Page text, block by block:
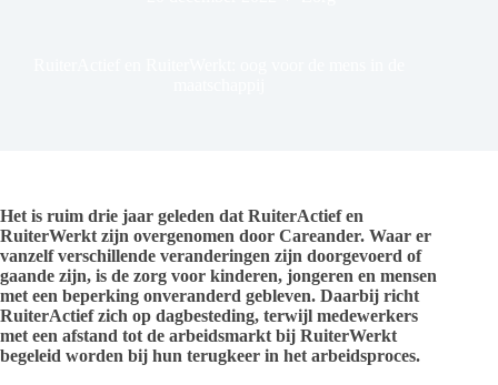
Het is ruim drie jaar geleden dat RuiterActief en
RuiterWerkt zijn overgenomen door Careander. Waar er
vanzelf verschillende veranderingen zijn doorgevoerd of
gaande zijn, is de zorg voor kinderen, jongeren en mensen
met een beperking onveranderd gebleven. Daarbij richt
RuiterActief zich op dagbesteding, terwijl medewerkers
met een afstand tot de arbeidsmarkt bij RuiterWerkt
begeleid worden bij hun terugkeer in het arbeidsproces.